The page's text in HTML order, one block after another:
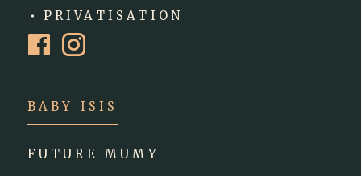
PRIVATISATION
r u
BABY ISIS
FUTURE MUMY